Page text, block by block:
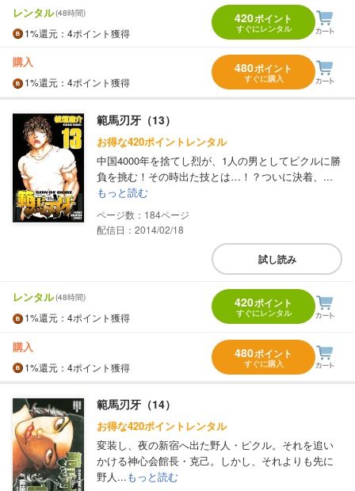
レンタル(48時間)
1%還元 ：4ポイント獲得
420ポイント
すぐにレンタル
購入
1%還元 ：4ポイント獲得
480ポイント
すぐに購入
範馬刃牙（13）
お得な420ポイントレンタル
中国4000年を捨てし烈が、1人の男としてピクルに勝
負を挑む！その時出た技とは…！？ついに決着、...
もっと読む
184
配信日：2014/02/18
試し読み
レンタル(48時間)
1%還元 ：4ポイント獲得
420ポイント
すぐにレンタル
購入
1%還元 ：4ポイント獲得
480ポイント
すぐに購入
範馬刃牙（14）
お得な420ポイントレンタル
変装し、夜の新宿へ出た野人・ピクル。それを追い
かける神心会館長・克己。しかし、それよりも先に
野人...もっと読む